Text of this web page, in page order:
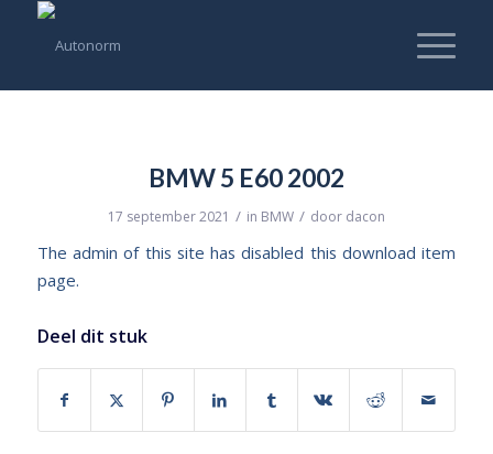
BMW 5 E60 2002
17 september 2021 / in BMW / door dacon
The admin of this site has disabled this download item
page.
Deel dit stuk